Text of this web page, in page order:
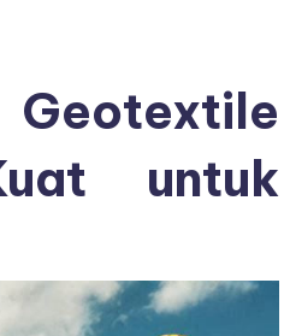
untuk